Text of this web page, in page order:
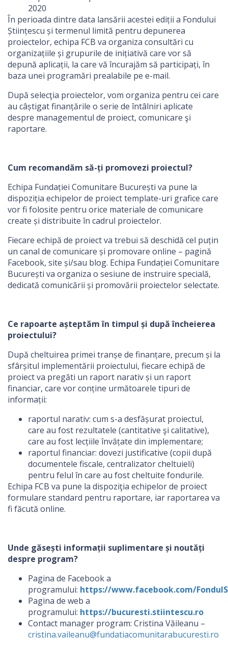
2020
În perioada dintre data lansării acestei ediții a Fondului
Științescu și termenul limită pentru depunerea
proiectelor, echipa FCB va organiza consultări cu
organizațiile și grupurile de inițiativă care vor să
depună aplicații, la care vă încurajăm să participați, în
baza unei programări prealabile pe e-mail.
După selecţia proiectelor, vom organiza pentru cei care
au câștigat finanțările o serie de întâlniri aplicate
despre managementul de proiect, comunicare şi
raportare.
Cum recomandăm să-ți promovezi proiectul?
Echipa Fundației Comunitare București va pune la
dispoziția echipelor de proiect template-uri grafice care
vor fi folosite pentru orice materiale de comunicare
create și distribuite în cadrul proiectelor.
Fiecare echipă de proiect va trebui să deschidă cel puțin
un canal de comunicare și promovare online – pagină
Facebook, site și/sau blog. Echipa Fundației Comunitare
București va organiza o sesiune de instruire specială,
dedicată comunicării și promovării proiectelor selectate.
Ce rapoarte așteptăm în timpul și după încheierea
proiectului?
După cheltuirea primei tranșe de finanțare, precum și la
sfârșitul implementării proiectului, fiecare echipă de
proiect va pregăti un raport narativ și un raport
financiar, care vor conține următoarele tipuri de
informații:
raportul narativ: cum s-a desfășurat proiectul,
care au fost rezultatele (cantitative şi calitative),
care au fost lecțiile învățate din implementare;
raportul financiar: dovezi justificative (copii după
documentele fiscale, centralizator cheltuieli)
pentru felul în care au fost cheltuite fondurile.
Echipa FCB va pune la dispoziţia echipelor de proiect
formulare standard pentru raportare, iar raportarea va
fi făcută online.
Unde găsești informații suplimentare și noutăți
despre program?
Pagina de Facebook a
programului: https://www.facebook.com/
Pagina de web a
programului: https://bucuresti.stiintescu.ro
Contact manager program: Cristina Văileanu –
cristina.vaileanu@fundatiacomunitarabucuresti.ro